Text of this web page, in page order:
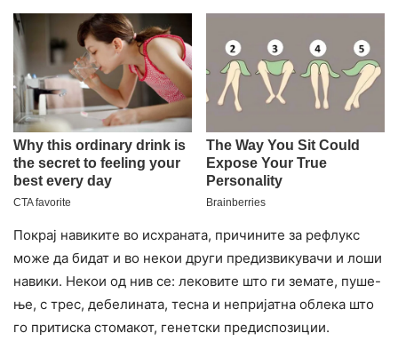
Покрај навиките во исхраната, причините за рефлукс
може да бидат и во некои други предизвикувачи и лоши
навики. Некои од нив се: лековите што ги земате, пуше-
ње, с трес, дебелината, тесна и непријатна облека што
го притиска стомакот, генетски предиспозиции.